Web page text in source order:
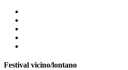
Festival vicino/lontano